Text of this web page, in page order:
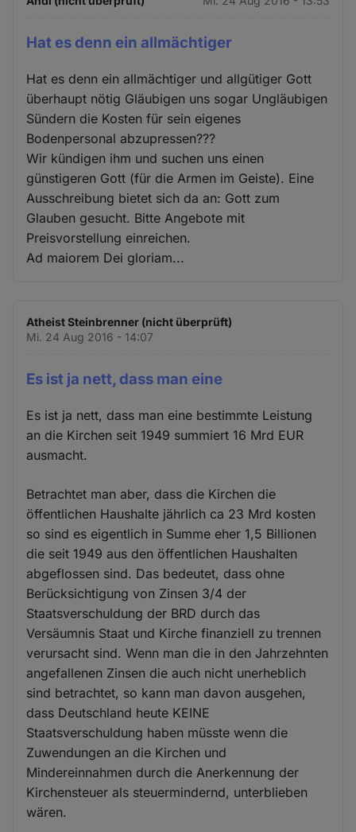
Hat es denn ein allmächtiger
Hat es denn ein allmächtiger und allgütiger Gott
überhaupt nötig Gläubigen uns sogar Ungläubigen
Sündern die Kosten für sein eigenes
Bodenpersonal abzupressen???
Wir kündigen ihm und suchen uns einen
günstigeren Gott (für die Armen im Geiste). Eine
Ausschreibung bietet sich da an: Gott zum
Glauben gesucht. Bitte Angebote mit
Preisvorstellung einreichen.
Ad maiorem Dei gloriam...
Atheist Steinbrenner (nicht überprüft)
Mi. 24 Aug 2016 - 14:07
Es ist ja nett, dass man eine
Es ist ja nett, dass man eine bestimmte Leistung
an die Kirchen seit 1949 summiert 16 Mrd EUR
ausmacht.
Betrachtet man aber, dass die Kirchen die
öffentlichen Haushalte jährlich ca 23 Mrd kosten
so sind es eigentlich in Summe eher 1,5 Billionen
die seit 1949 aus den öffentlichen Haushalten
abgeflossen sind. Das bedeutet, dass ohne
Berücksichtigung von Zinsen 3/4 der
Staatsverschuldung der BRD durch das
Versäumnis Staat und Kirche finanziell zu trennen
verursacht sind. Wenn man die in den Jahrzehnten
angefallenen Zinsen die auch nicht unerheblich
sind betrachtet, so kann man davon ausgehen,
dass Deutschland heute KEINE
Staatsverschuldung haben müsste wenn die
Zuwendungen an die Kirchen und
Mindereinnahmen durch die Anerkennung der
Kirchensteuer als steuermindernd, unterblieben
wären.